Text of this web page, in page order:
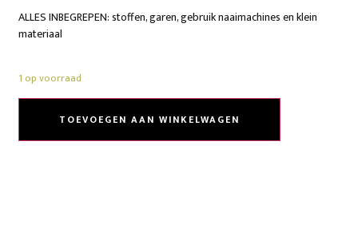
ALLES INBEGREPEN: stoffen, garen, gebruik naaimachines en klein
materiaal
1 op voorraad
TOEVOEGEN AAN WINKELWAGEN